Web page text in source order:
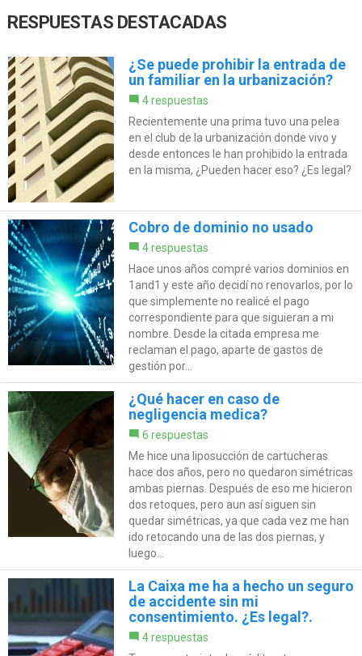
RESPUESTAS DESTACADAS
¿Se puede prohibir la entrada de
un familiar en la urbanización?
4 respuestas
Recientemente una prima tuvo una pelea
en el club de la urbanización donde vivo y
desde entonces le han prohibido la entrada
en la misma, ¿Pueden hacer eso? ¿Es legal?
Cobro de dominio no usado
4 respuestas
Hace unos años compré varios dominios en
1and1 y este año decidí no renovarlos, por lo
que simplemente no realicé el pago
correspondiente para que siguieran a mi
nombre. Desde la citada empresa me
reclaman el pago, aparte de gastos de
gestión por...
¿Qué hacer en caso de
negligencia medica?
6 respuestas
Me hice una liposucción de cartucheras
hace dos años, pero no quedaron simétricas
ambas piernas. Después de eso me hicieron
dos retoques, pero aun así siguen sin
quedar simétricas, ya que cada vez me han
ido retocando una de las dos piernas, y
luego...
La Caixa me ha a hecho un seguro
de accidente sin mi
consentimiento. ¿Es legal?.
4 respuestas